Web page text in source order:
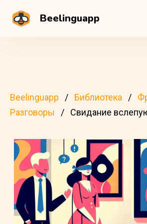
Beelinguapp
Beelinguapp Библиотека
Разговоры
Свидание